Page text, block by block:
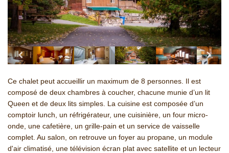
Ce chalet peut accueillir un maximum de 8 personnes. Il est
composé de deux chambres à coucher, chacune munie d’un lit
Queen et de deux lits simples. La cuisine est composée d’un
comptoir lunch, un réfrigérateur, une cuisinière, un four micro-
onde, une cafetière, un grille-pain et un service de vaisselle
complet. Au salon, on retrouve un foyer au propane, un module
d'air climatisé, une télévision écran plat avec satellite et un lecteur